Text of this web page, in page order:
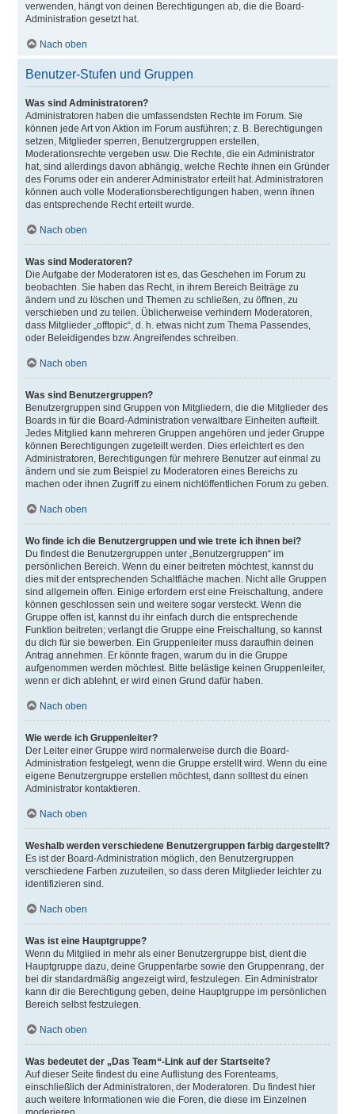
verwenden, hängt von deinen Berechtigungen ab, die die Board-
Administration gesetzt hat.
Nach oben
Benutzer-Stufen und Gruppen
Was sind Administratoren?
Administratoren haben die umfassendsten Rechte im Forum. Sie
können jede Art von Aktion im Forum ausführen; z. B. Berechtigungen
setzen, Mitglieder sperren, Benutzergruppen erstellen,
Moderationsrechte vergeben usw. Die Rechte, die ein Administrator
hat, sind allerdings davon abhängig, welche Rechte ihnen ein Gründer
des Forums oder ein anderer Administrator erteilt hat. Administratoren
können auch volle Moderationsberechtigungen haben, wenn ihnen
das entsprechende Recht erteilt wurde.
Nach oben
Was sind Moderatoren?
Die Aufgabe der Moderatoren ist es, das Geschehen im Forum zu
beobachten. Sie haben das Recht, in ihrem Bereich Beiträge zu
ändern und zu löschen und Themen zu schließen, zu öffnen, zu
verschieben und zu teilen. Üblicherweise verhindern Moderatoren,
dass Mitglieder „offtopic“, d. h. etwas nicht zum Thema Passendes,
oder Beleidigendes bzw. Angreifendes schreiben.
Nach oben
Was sind Benutzergruppen?
Benutzergruppen sind Gruppen von Mitgliedern, die die Mitglieder des
Boards in für die Board-Administration verwaltbare Einheiten aufteilt.
Jedes Mitglied kann mehreren Gruppen angehören und jeder Gruppe
können Berechtigungen zugeteilt werden. Dies erleichtert es den
Administratoren, Berechtigungen für mehrere Benutzer auf einmal zu
ändern und sie zum Beispiel zu Moderatoren eines Bereichs zu
machen oder ihnen Zugriff zu einem nichtöffentlichen Forum zu geben.
Nach oben
Wo finde ich die Benutzergruppen und wie trete ich ihnen bei?
Du findest die Benutzergruppen unter „Benutzergruppen“ im
persönlichen Bereich. Wenn du einer beitreten möchtest, kannst du
dies mit der entsprechenden Schaltfläche machen. Nicht alle Gruppen
sind allgemein offen. Einige erfordern erst eine Freischaltung, andere
können geschlossen sein und weitere sogar versteckt. Wenn die
Gruppe offen ist, kannst du ihr einfach durch die entsprechende
Funktion beitreten; verlangt die Gruppe eine Freischaltung, so kannst
du dich für sie bewerben. Ein Gruppenleiter muss daraufhin deinen
Antrag annehmen. Er könnte fragen, warum du in die Gruppe
aufgenommen werden möchtest. Bitte belästige keinen Gruppenleiter,
wenn er dich ablehnt, er wird einen Grund dafür haben.
Nach oben
Wie werde ich Gruppenleiter?
Der Leiter einer Gruppe wird normalerweise durch die Board-
Administration festgelegt, wenn die Gruppe erstellt wird. Wenn du eine
eigene Benutzergruppe erstellen möchtest, dann solltest du einen
Administrator kontaktieren.
Nach oben
Weshalb werden verschiedene Benutzergruppen farbig dargestellt?
Es ist der Board-Administration möglich, den Benutzergruppen
verschiedene Farben zuzuteilen, so dass deren Mitglieder leichter zu
identifizieren sind.
Nach oben
Was ist eine Hauptgruppe?
Wenn du Mitglied in mehr als einer Benutzergruppe bist, dient die
Hauptgruppe dazu, deine Gruppenfarbe sowie den Gruppenrang, der
bei dir standardmäßig angezeigt wird, festzulegen. Ein Administrator
kann dir die Berechtigung geben, deine Hauptgruppe im persönlichen
Bereich selbst festzulegen.
Nach oben
Was bedeutet der „Das Team“-Link auf der Startseite?
Auf dieser Seite findest du eine Auflistung des Forenteams,
einschließlich der Administratoren, der Moderatoren. Du findest hier
auch weitere Informationen wie die Foren, die diese im Einzelnen